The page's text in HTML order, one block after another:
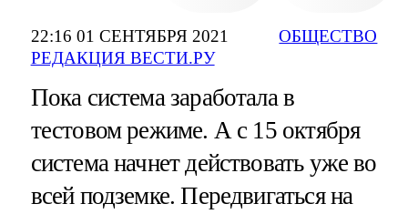
22:16 01 СЕНТЯБРЯ 2021
РЕДАКЦИЯ ВЕСТИ.РУ
ОБЩЕСТВО
Пока система заработала в
тестовом режиме. А с 15 октября
система начнет действовать уже во
всей подземке. Передвигаться на